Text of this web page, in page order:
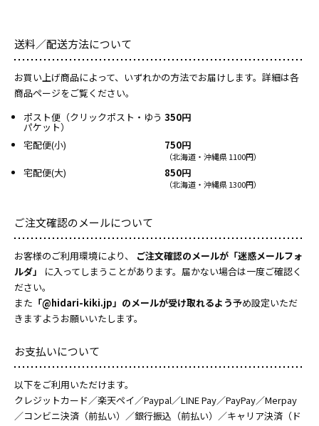
送料／配送方法について
お買い上げ商品によって、いずれかの方法でお届けします。詳細は各
商品ページをご覧ください。
ポスト便（クリックポスト・ゆう
パケット）
350円
宅配便(小) 750円
（北海道・沖縄県 1100円）
宅配便(大) 850円
（北海道・沖縄県 1300円）
ご注文確認のメールについて
お客様のご利用環境により、
ご注文確認のメールが「迷惑メールフォ
ルダ」
に入ってしまうことがあります。届かない場合は一度ご確認く
ださい。
また 「@hidari-kiki.jp」のメールが受け取れるよう予め設定いただ
きますようお願いいたします。
お支払いについて
以下をご利用いただけます。
クレジットカード／楽天ペイ／Paypal／LINE Pay／PayPay／Merpay
／コンビニ決済（前払い）／銀行振込（前払い）／キャリア決済（ド